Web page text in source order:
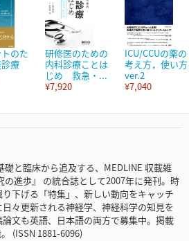
のた
療
研修医のための
内科診療ことは
じめ 救急・...
¥7,920
ICU/CCUの薬の
考え方，使い方
ver.2
¥7,040
と臨床から追及する、MEDLINE 収載雑
進歩』 の統合誌として2007年に発刊。時
下げる「特集」、新しい動向をキャッチ
々更新される神経学、神経科学の知見を
文も英語、日本語の両方で募集中。掲載
(ISSN 1881-6096)